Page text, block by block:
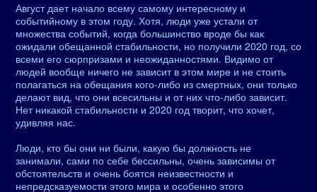
Август дает начало всему самому интересному и
событийному в этом году. Хотя, люди уже устали от
множества событий, когда большинство вроде бы как
ожидали обещанной стабильности, но получили 2020 год, со
всеми его сюрпризами и неожиданностями. Видимо от
людей вообще ничего не зависит в этом мире и не стоить
полагаться на обещания кого-либо из смертных, они только
делают вид, что они всесильны и от них что-либо зависит.
Нет никакой стабильности и 2020 год творит, что хочет,
удивляя нас.
Люди, кто бы они ни были, какую бы должность не
занимали, сами по себе бессильны, очень зависимы от
обстоятельств и очень боятся неизвестности и
непредсказуемости этого мира и особенно этого